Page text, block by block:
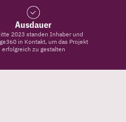
Ausdauer
2023 standen Inhaber und
in Kontakt, um das Projekt
erfolgreich zu gestalten